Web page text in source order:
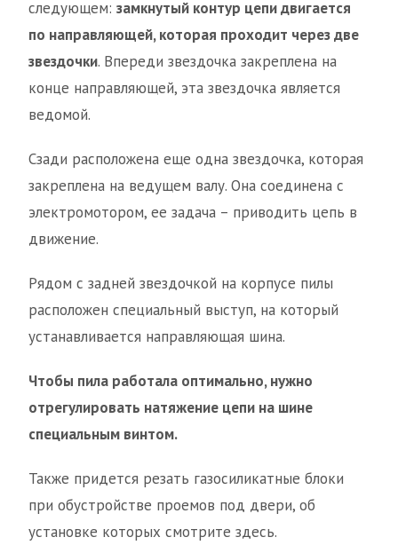
следующем: замкнутый контур цепи двигается
по направляющей, которая проходит через две
звездочки. Впереди звездочка закреплена на
конце направляющей, эта звездочка является
ведомой.
Сзади расположена еще одна звездочка, которая
закреплена на ведущем валу. Она соединена с
электромотором, ее задача – приводить цепь в
движение.
Рядом с задней звездочкой на корпусе пилы
расположен специальный выступ, на который
устанавливается направляющая шина.
Чтобы пила работала оптимально, нужно
отрегулировать натяжение цепи на шине
специальным винтом.
Также придется резать газосиликатные блоки
при обустройстве проемов под двери, об
установке которых смотрите здесь.